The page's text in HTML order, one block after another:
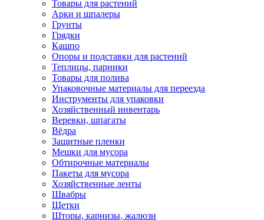
Товары для растений
Арки и шпалеры
Грунты
Грядки
Кашпо
Опоры и подставки для растений
Теплицы, парники
Товары для полива
Упаковочные материалы для переезда
Инструменты для упаковки
Хозяйственный инвентарь
Веревки, шпагаты
Вёдра
Защитные пленки
Мешки для мусора
Обтирочные материалы
Пакеты для мусора
Хозяйственные ленты
Швабры
Щетки
Шторы, карнизы, жалюзи